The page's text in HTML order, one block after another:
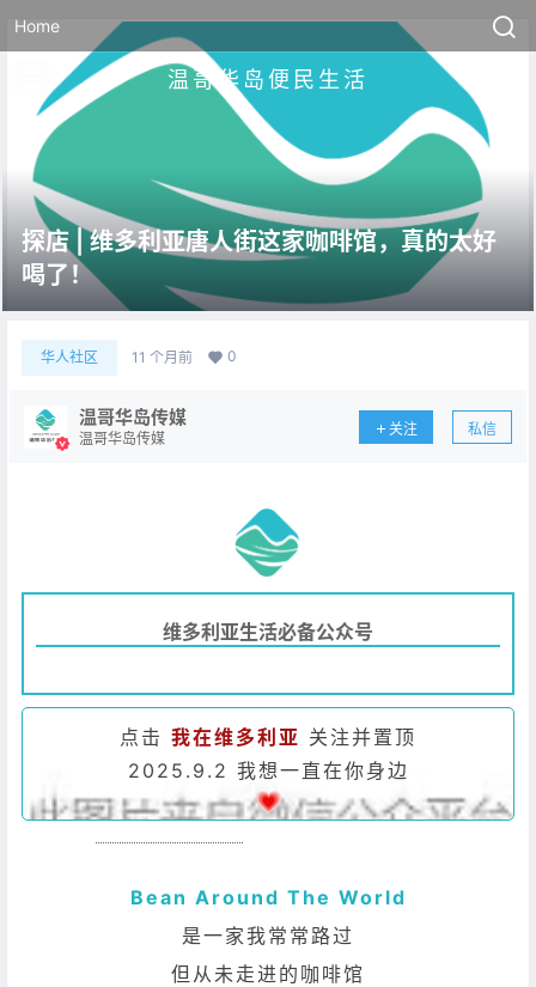
Home
温哥华岛便民生活
探店 | 维多利亚唐人街这家咖啡馆，真的太好
喝了！
华人社区 11 个月前 0
温哥华岛传媒
温哥华岛传媒
关注 私信
维多利亚生活必备公众号
点击 我在维多利亚 关注并置顶
2025.9.2 我想一直在你身边
Bean Around The World
是一家我常常路过
但从未走进的咖啡馆